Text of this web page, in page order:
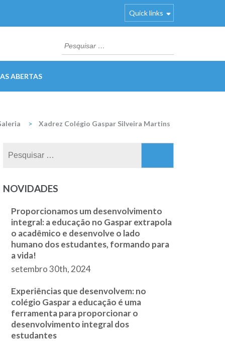
Quick links
Pesquisar
por:
ABERTAS
> Xadrez Colégio Gaspar Silveira Martins
NOVIDADES
Proporcionamos um desenvolvimento
integral: a educação no Gaspar extrapola
o acadêmico e desenvolve o lado
humano dos estudantes, formando para
a vida!
setembro 30th, 2024
Experiências que desenvolvem: no
colégio Gaspar a educação é uma
ferramenta para proporcionar o
desenvolvimento integral dos
estudantes